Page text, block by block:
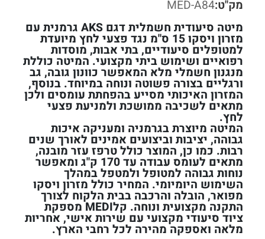
מק"ט:MED-A84
מיטה סיעודית חשמלית דגם AKS גרמנית עם
מזרון ויסקו 15 ס"מ נגד פצעי לחץ מיועדת
למטופלים סיעודיים, בתי אבות, מוסדות
רפואיים ושימוש ביתי מקצועי. המיטה כוללת
מנגנון חשמלי מלא המאפשר כוונון גובה, גב
ורגליים בצורה פשוטה ונוחה במיוחד. בנוסף,
המזרון האיכותי מסייע בהפחתת עומסים ולכן
מתאים לשכיבה ממושכת ולמניעת פצעי
לחץ.
המיטה מיוצרת בגרמניה ומעניקה איכות
גבוהה, יציבות וביצועים אמינים לאורך שנים
רבות. כמו כן, המוצר כולל טרפז עזר מובנה,
מתאים לעומס עבודה עד 170 ק"ג ומאפשר
נוחות גבוהה למטופל ולמטפל במהלך
השימוש היומיומי. המחיר כולל מזרון ויסקו
מפואר, הובלה והרכבה בבית הלקוח לצורך
התקנה מקצועית ונוחה. קלMEDI מספקת
ציוד סיעודי מקצועי עם שירות אישי, אחריות
מלאה ואספקה מהירה לכל רחבי הארץ.